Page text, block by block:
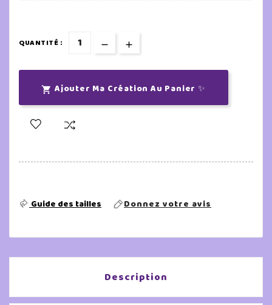
QUANTITÉ :
 Ajouter Ma Création Au Panier ✨
Guide des tailles Donnez votre avis
Description